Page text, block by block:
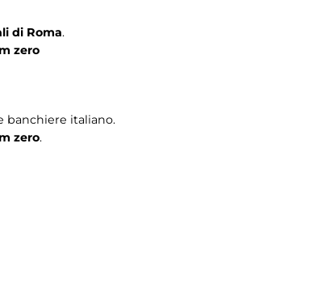
di Roma.
zero
banchiere italiano.
zero.